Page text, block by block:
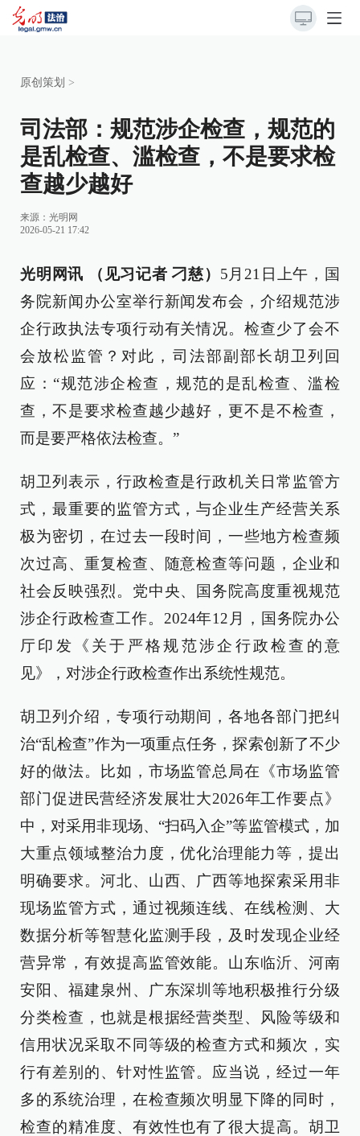
原创策划 >
司法部：规范涉企检查，规范的
是乱检查、滥检查，不是要求检
查越少越好
来源： 光明网
2026-05-21 17:42
光明网讯 （见习记者 刁慈） 5月21日上午，国
务院新闻办公室举行新闻发布会，介绍规范涉
企行政执法专项行动有关情况。检查少了会不
会放松监管？对此，司法部副部长胡卫列回
应：“规范涉企检查，规范的是乱检查、滥检
查，不是要求检查越少越好，更不是不检查，
而是要严格依法检查。”
胡卫列表示，行政检查是行政机关日常监管方
式，最重要的监管方式，与企业生产经营关系
极为密切，在过去一段时间，一些地方检查频
次过高、重复检查、随意检查等问题，企业和
社会反映强烈。党中央、国务院高度重视规范
涉企行政检查工作。2024年12月，国务院办公
厅印发《关于严格规范涉企行政检查的意
见》，对涉企行政检查作出系统性规范。
胡卫列介绍，专项行动期间，各地各部门把纠
治“乱检查”作为一项重点任务，探索创新了不少
好的做法。比如，市场监管总局在《市场监管
部门促进民营经济发展壮大2026年工作要点》
中，对采用非现场、“扫码入企”等监管模式，加
大重点领域整治力度，优化治理能力等，提出
明确要求。河北、山西、广西等地探索采用非
现场监管方式，通过视频连线、在线检测、大
数据分析等智慧化监测手段，及时发现企业经
营异常，有效提高监管效能。山东临沂、河南
安阳、福建泉州、广东深圳等地积极推行分级
分类检查，也就是根据经营类型、风险等级和
信用状况采取不同等级的检查方式和频次，实
行有差别的、针对性监管。应当说，经过一年
多的系统治理，在检查频次明显下降的同时，
检查的精准度、有效性也有了很大提高。胡卫